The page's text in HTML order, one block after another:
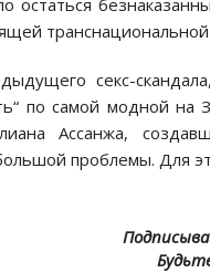
остаться
секс-
по самой модной на
Ассанжа,
проблемы. Для